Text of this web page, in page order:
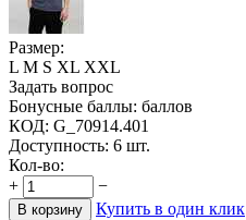
Размер:
L M S XL XXL
Задать вопрос
Бонусные баллы: баллов
КОД: G_70914.401
Доступность: 6 шт.
Кол-во:
+
−
В корзину Купить в один клик